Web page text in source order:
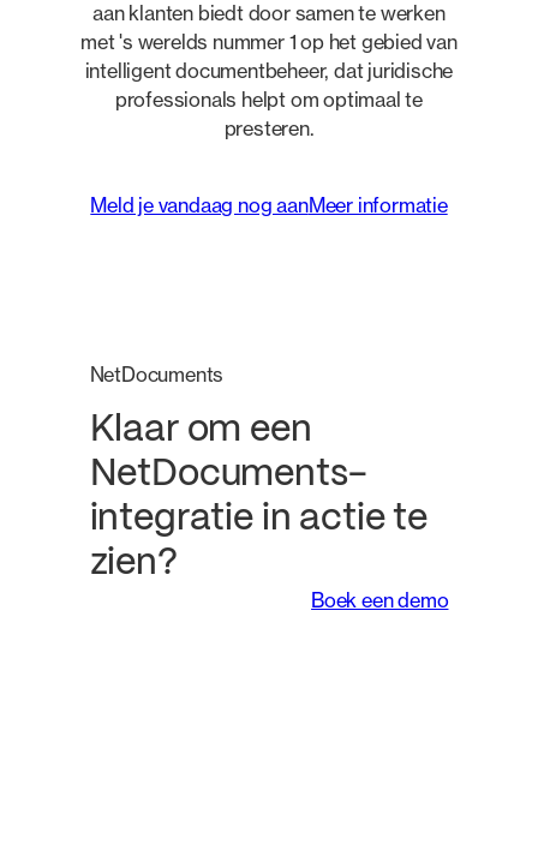
aan klanten biedt door samen te werken
met 's werelds nummer 1 op het gebied van
intelligent documentbeheer, dat juridische
professionals helpt om optimaal te
presteren.
Meld je vandaag nog aanMeer informatie
NetDocuments
Klaar om een
NetDocuments-
integratie in actie te
zien?
Boek een demo